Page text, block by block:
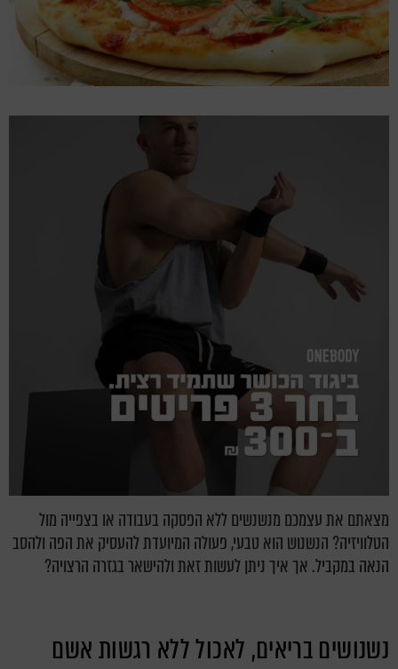
מצאתם את עצמכם מנשנשים ללא הפסקה בעבודה או בצפייה מול
הטלוויזיה? הנשנוש הוא טבעי, פעולה המיועדת להעסיק את הפה ולהסב
הנאה במקביל. אך איך ניתן לעשות זאת ולהישאר בגזרה הרצויה?
נשנושים בריאים, לאכול ללא רגשות אשם